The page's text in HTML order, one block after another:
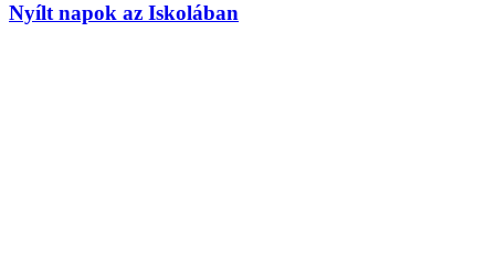
Nyílt napok az Iskolában